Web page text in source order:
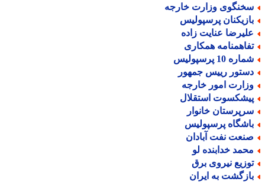
وزارت خارجه
پرسپولیس
عنایت زاده
همکاری
10 پرسپولیس
رییس جمهور
امور خارجه
استقلال
خانوار
پرسپولیس
نفت آبادان
خدابنده لو
نیروی برق
به ایران